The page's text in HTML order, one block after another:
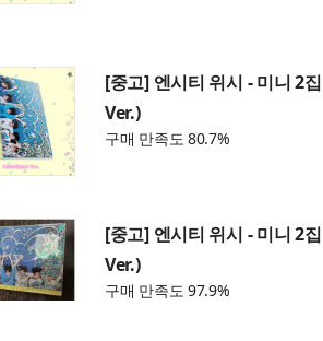
[중고] 엔시티 위시 - 미니
Ver.)
구매 만족도 80.7%
[중고] 엔시티 위시 - 미니
Ver.)
구매 만족도 97.9%